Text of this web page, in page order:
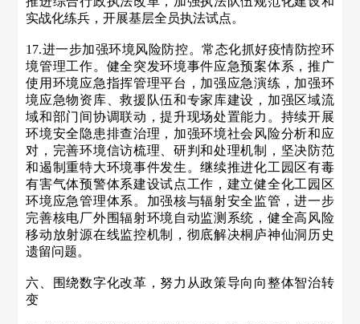
实战化练兵，开展基层全员执法试点。
17.进一步加强环境风险防控。常态化抓好疫情防控环
境管理工作。健全突发环境事件应急预案体系，推广
使用环境应急指挥管理平台，加强应急演练，加强环
境应急物资库、救援队伍和专家库建设，加强区域流
域和部门间协调联动，提升现场处置能力。持续开展
环境安全隐患排查治理，加强环境社会风险分析和应
对，完善环境信访梳理、研判和处理机制，坚决防范
和遏制重特大环境事件发生。继续推进化工园区有毒
有害气体预警体系建设试点工作，建立健全化工园区
环境应急管理体系。加强核与辐射安全监管，进一步
完善核电厂外围辐射环境自动监测系统，健全高风险
移动放射源在线监控机制，彻底解决桐庐神仙洞历史
遗留问题。
六、围绕数字化改革，努力从政策导向向整体智治转
变